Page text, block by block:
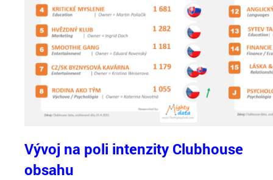
Vývoj na poli intenzity Clubhouse
obsahu